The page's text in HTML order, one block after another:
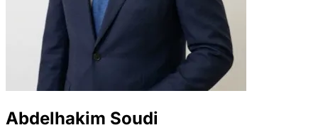
Abdelhakim Soudi